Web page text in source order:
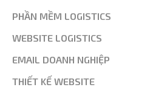
PHẦN MỀM LOGISTICS
WEBSITE LOGISTICS
EMAIL DOANH NGHIỆP
THIẾT KẾ WEBSITE